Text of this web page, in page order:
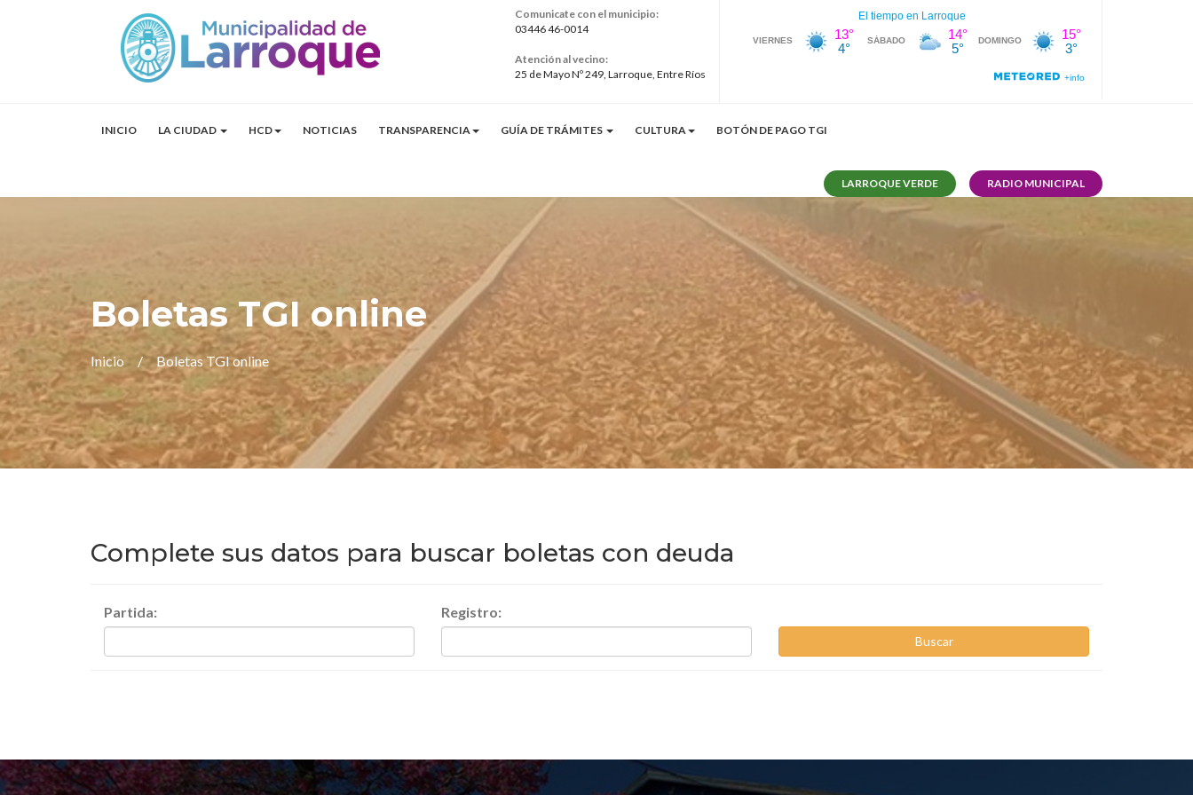
Comunicate con el municipio:
03446 46-0014
Atención al vecino:
25 de Mayo Nº 249, Larroque, Entre Ríos
INICIO LA CIUDAD HCD NOTICIAS TRANSPARENCIA GUÍA DE TRÁMITES CULTURA BOTÓN DE PAGO TGI
LARROQUE VERDE RADIO MUNICIPAL
Boletas TGI online
Inicio Boletas TGI online
Complete sus datos para buscar boletas con deuda
Partida: Registro:
Buscar